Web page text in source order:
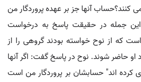
کنند؟حساب آنها جز بر عهده پروردگار من
این جمله در حقیقت پاسخ به درخواست
که از نوح خواسته بودند گروهی را از
او حاضر شوند. نوح در پاسخ گفت: اگر آنها
کرده اند" حسابشان بر پروردگار من است